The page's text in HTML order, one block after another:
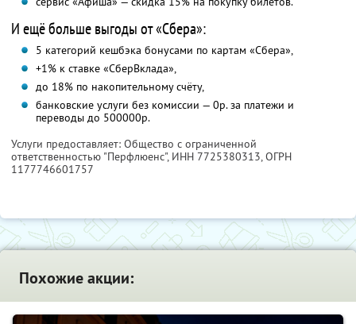
И ещё больше выгоды от «Сбера»:
5 категорий кешбэка бонусами по картам «Сбера»,
+1% к ставке «СберВклада»,
до 18% по накопительному счёту,
банковские услуги без комиссии — 0р. за платежи и
переводы до 500000р.
Услуги предоставляет: Общество с ограниченной
ответственностью "Перфлюенс", ИНН 7725380313, ОГРН
1177746601757
Похожие акции: